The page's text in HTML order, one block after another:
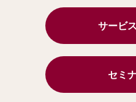
サービ
セミ